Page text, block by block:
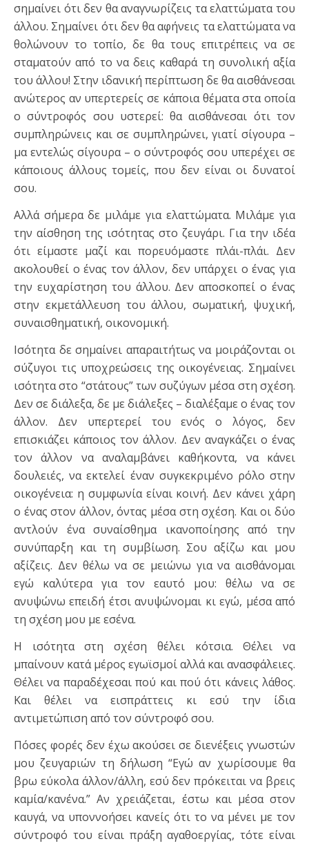
σημαίνει ότι δεν θα αναγνωρίζεις τα ελαττώματα του
άλλου. Σημαίνει ότι δεν θα αφήνεις τα ελαττώματα να
θολώνουν το τοπίο, δε θα τους επιτρέπεις να σε
σταματούν από το να δεις καθαρά τη συνολική αξία
του άλλου! Στην ιδανική περίπτωση δε θα αισθάνεσαι
ανώτερος αν υπερτερείς σε κάποια θέματα στα οποία
ο σύντροφός σου υστερεί: θα αισθάνεσαι ότι τον
συμπληρώνεις και σε συμπληρώνει, γιατί σίγουρα –
μα εντελώς σίγουρα – ο σύντροφός σου υπερέχει σε
κάποιους άλλους τομείς, που δεν είναι οι δυνατοί
σου.
Αλλά σήμερα δε μιλάμε για ελαττώματα. Μιλάμε για
την αίσθηση της ισότητας στο ζευγάρι. Για την ιδέα
ότι είμαστε μαζί και πορευόμαστε πλάι-πλάι. Δεν
ακολουθεί ο ένας τον άλλον, δεν υπάρχει ο ένας για
την ευχαρίστηση του άλλου. Δεν αποσκοπεί ο ένας
στην εκμετάλλευση του άλλου, σωματική, ψυχική,
συναισθηματική, οικονομική.
Ισότητα δε σημαίνει απαραιτήτως να μοιράζονται οι
σύζυγοι τις υποχρεώσεις της οικογένειας. Σημαίνει
ισότητα στο “στάτους” των συζύγων μέσα στη σχέση.
Δεν σε διάλεξα, δε με διάλεξες – διαλέξαμε ο ένας τον
άλλον. Δεν υπερτερεί του ενός ο λόγος, δεν
επισκιάζει κάποιος τον άλλον. Δεν αναγκάζει ο ένας
τον άλλον να αναλαμβάνει καθήκοντα, να κάνει
δουλειές, να εκτελεί έναν συγκεκριμένο ρόλο στην
οικογένεια: η συμφωνία είναι κοινή. Δεν κάνει χάρη
ο ένας στον άλλον, όντας μέσα στη σχέση. Και οι δύο
αντλούν ένα συναίσθημα ικανοποίησης από την
συνύπαρξη και τη συμβίωση. Σου αξίζω και μου
αξίζεις. Δεν θέλω να σε μειώνω για να αισθάνομαι
εγώ καλύτερα για τον εαυτό μου: θέλω να σε
ανυψώνω επειδή έτσι ανυψώνομαι κι εγώ, μέσα από
τη σχέση μου με εσένα.
Η ισότητα στη σχέση θέλει κότσια. Θέλει να
μπαίνουν κατά μέρος εγωϊσμοί αλλά και ανασφάλειες.
Θέλει να παραδέχεσαι πού και πού ότι κάνεις λάθος.
Και θέλει να εισπράττεις κι εσύ την ίδια
αντιμετώπιση από τον σύντροφό σου.
Πόσες φορές δεν έχω ακούσει σε διενέξεις γνωστών
μου ζευγαριών τη δήλωση “Εγώ αν χωρίσουμε θα
βρω εύκολα άλλον/άλλη, εσύ δεν πρόκειται να βρεις
καμία/κανένα.” Αν χρειάζεται, έστω και μέσα στον
καυγά, να υποννοήσει κανείς ότι το να μένει με τον
σύντροφό του είναι πράξη αγαθοεργίας, τότε είναι